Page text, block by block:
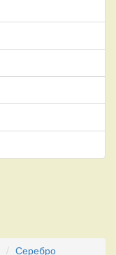
Серебро